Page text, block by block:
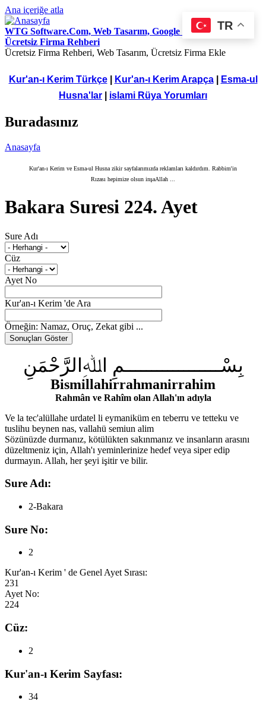
Ana içeriğe atla
WTG Software.Com, Web Tasarım, Google Seo Hizmetleri,
Ücretsiz Firma Rehberi
Ücretsiz Firma Rehberi, Web Tasarım, Ücretsiz Firma Ekle
Kur'an-ı Kerim Türkçe| Kur'an-ı Kerim Arapça|
Esma-ul
Husna'lar
islami Rüya Yorumları
Buradasınız
Anasayfa
Kur'an-ı Kerim ve Esma-ul Husna zikir sayfalarımızda reklamları kaldırdım. Rabbim'in
Rızası hepimize olsun inşaAllah ...
Bakara Suresi 224. Ayet
Sure Adı
Cüz
Ayet No
Kur'an-ı Kerim 'de Ara
Örneğin: Namaz, Oruç, Zekat gibi ...
بِسْــــــــــــــــــمِ اﷲِالرَّحْمَنِ
Bismillahirrahmanirrahim
Rahmân ve Rahîm olan Allah'ın adıyla
Ve la tec'alüllahe urdatel li eymaniküm en teberru ve tetteku ve
tuslihu beynen nas, vallahü semiun alim
Sözünüzde durmanız, kötülükten sakınmanız ve insanların arasını
düzeltmeniz için, Allah'ı yeminlerinize hedef veya siper edip
durmayın. Allah, her şeyi işitir ve bilir.
Sure Adı:
2-Bakara
Sure No:
2
Kur'an-ı Kerim ' de Genel Ayet Sırası:
231
Ayet No:
224
Cüz:
2
Kur'an-ı Kerim Sayfası:
34
TR